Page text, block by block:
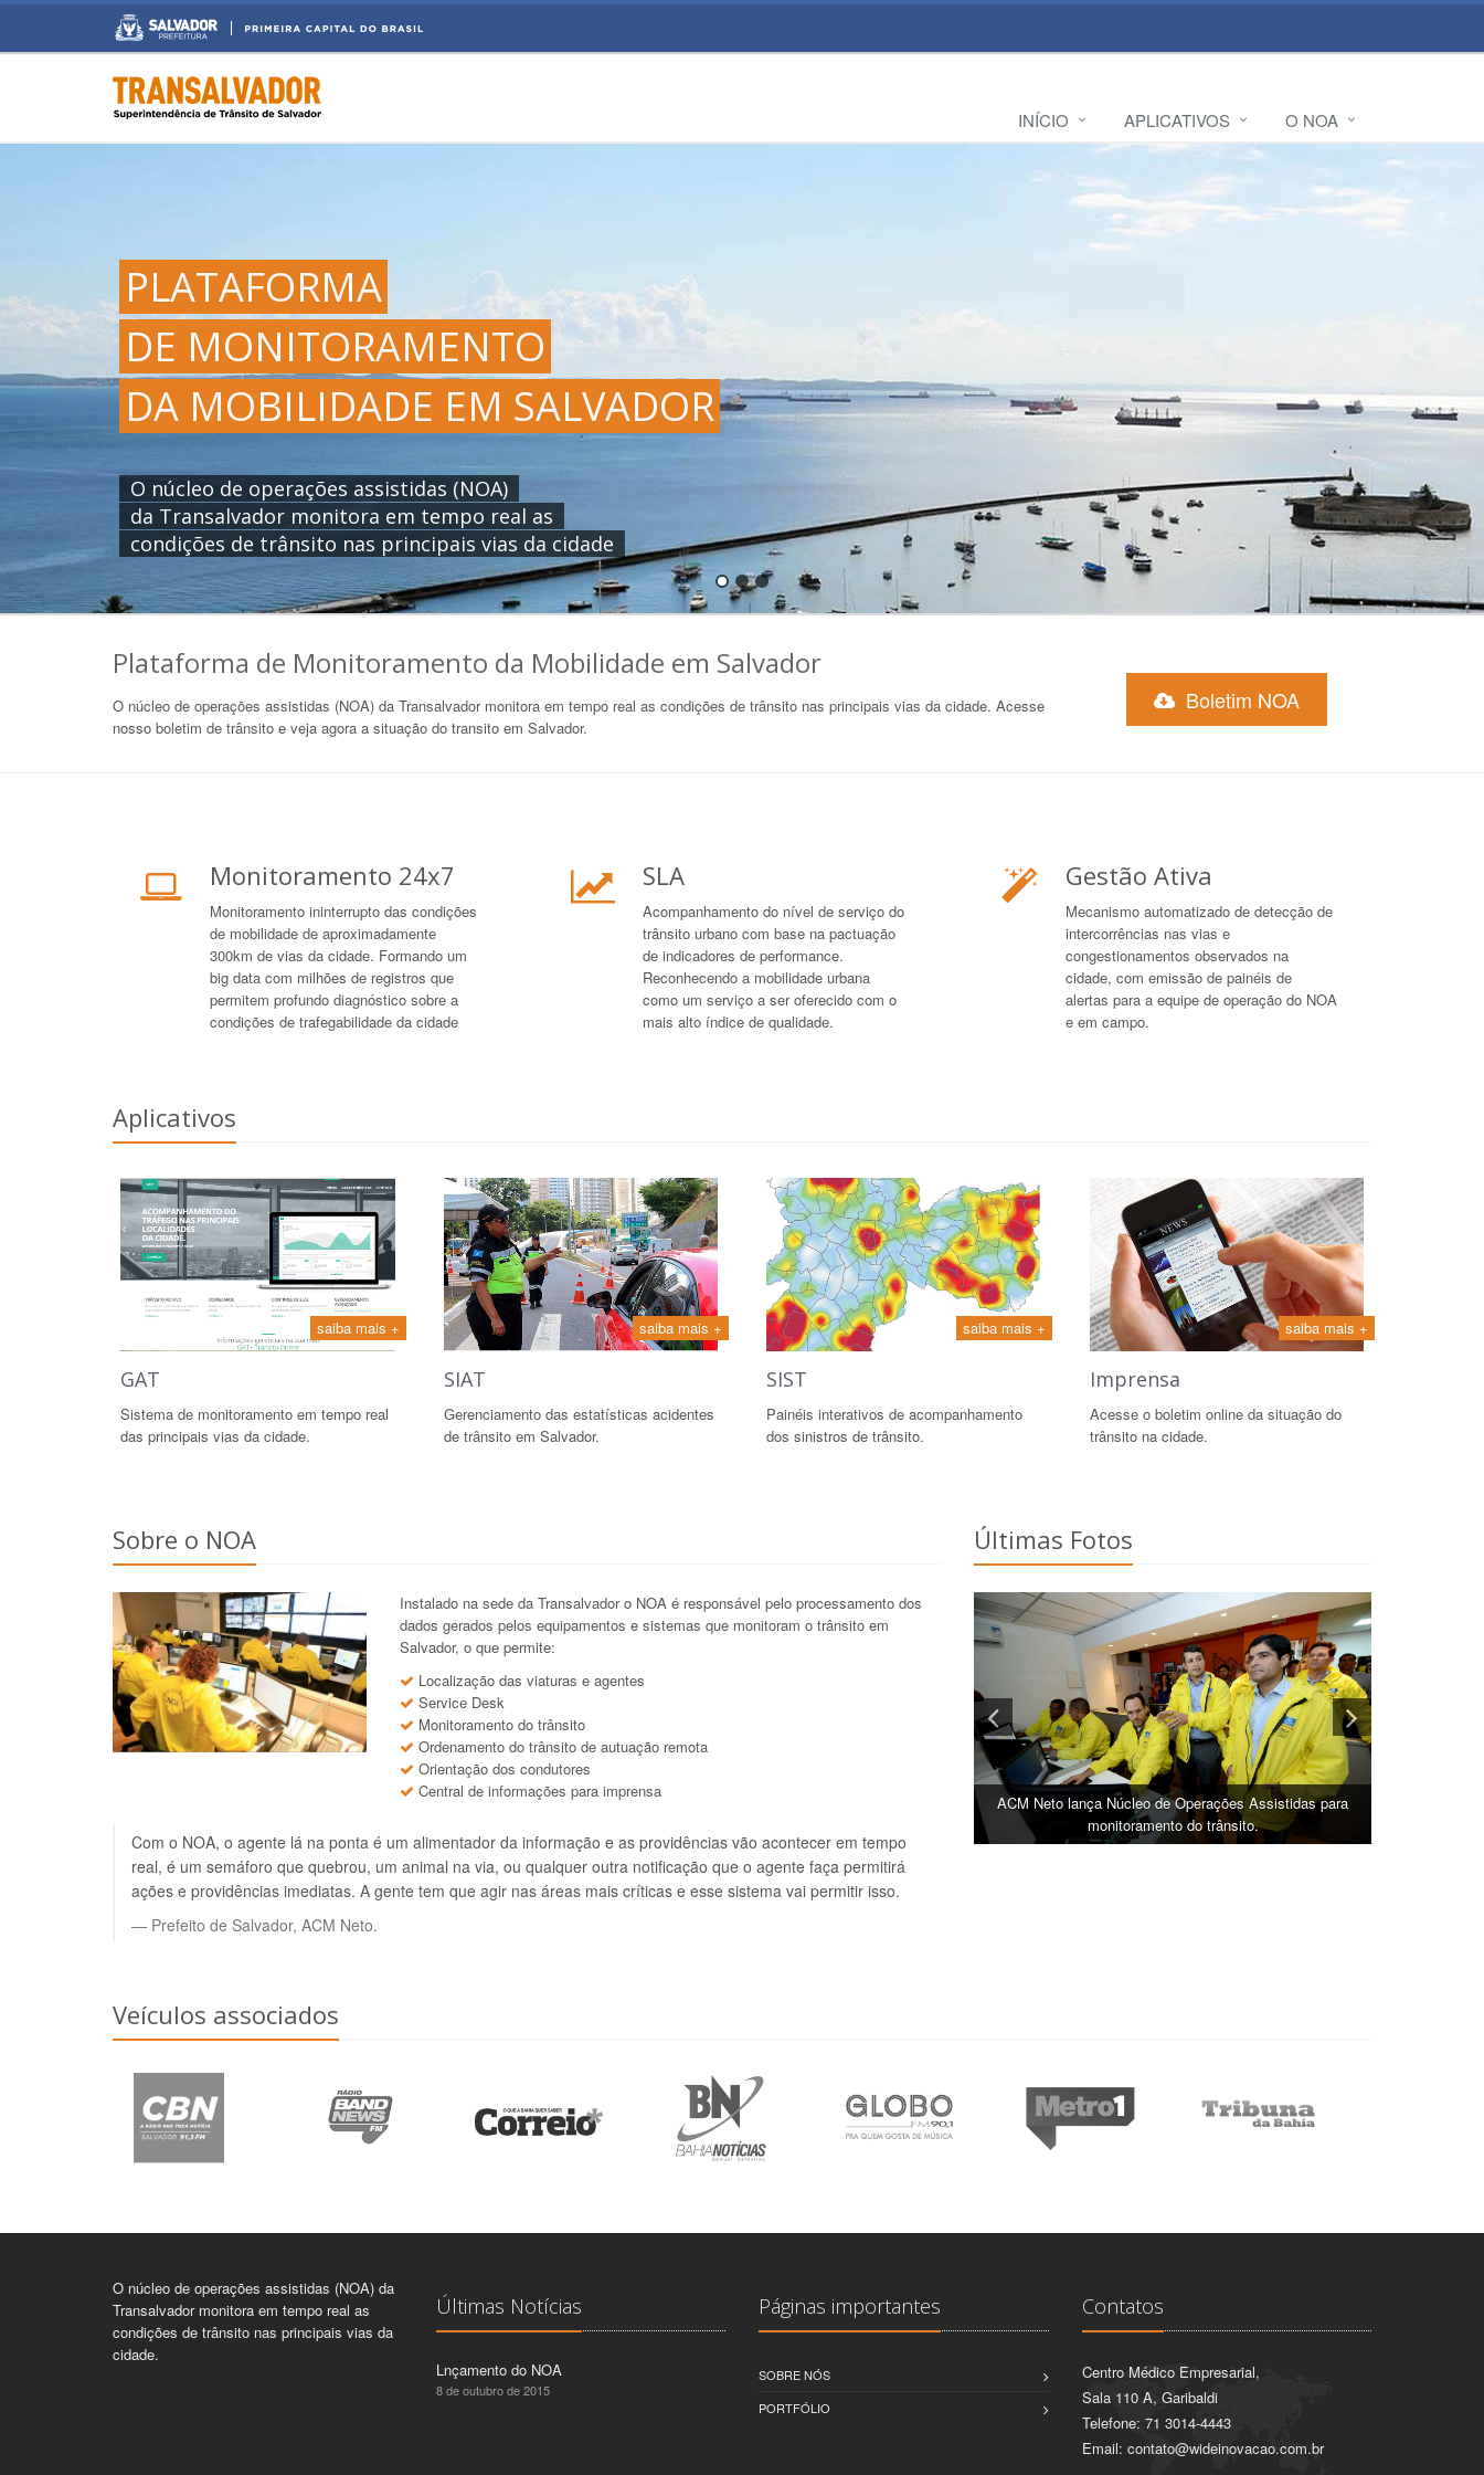
INÍCIO APLICATIVOS O NOA
PLATAFORMA
DE MONITORAMENTO
DA MOBILIDADE EM SALVADOR
O núcleo de operações assistidas (NOA)
da Transalvador monitora em tempo real as
condições de trânsito nas principais vias da cidade
Plataforma de Monitoramento da Mobilidade em Salvador
O núcleo de operações assistidas (NOA) da Transalvador monitora em tempo real as condições de trânsito nas principais vias da cidade. Acesse
nosso boletim de trânsito e veja agora a situação do transito em Salvador.
Boletim NOA
Monitoramento 24x7
Monitoramento ininterrupto das condições
de mobilidade de aproximadamente
300km de vias da cidade. Formando um
big data com milhões de registros que
permitem profundo diagnóstico sobre a
condições de trafegabilidade da cidade
SLA
Acompanhamento do nível de serviço do
trânsito urbano com base na pactuação
de indicadores de performance.
Reconhecendo a mobilidade urbana
como um serviço a ser oferecido com o
mais alto índice de qualidade.
Gestão Ativa
Mecanismo automatizado de detecção de
intercorrências nas vias e
congestionamentos observados na
cidade, com emissão de painéis de
alertas para a equipe de operação do NOA
e em campo.
Aplicativos
saiba mais +
GAT
Sistema de monitoramento em tempo real
das principais vias da cidade.
saiba mais +
SIAT
Gerenciamento das estatísticas acidentes
de trânsito em Salvador.
saiba mais +
SIST
Painéis interativos de acompanhamento
dos sinistros de trânsito.
saiba mais +
Imprensa
Acesse o boletim online da situação do
trânsito na cidade.
Sobre o NOA
Instalado na sede da Transalvador o NOA é responsável pelo processamento dos
dados gerados pelos equipamentos e sistemas que monitoram o trânsito em
Salvador, o que permite:
Localização das viaturas e agentes
Service Desk
Monitoramento do trânsito
Ordenamento do trânsito de autuação remota
Orientação dos condutores
Central de informações para imprensa
Com o NOA, o agente lá na ponta é um alimentador da informação e as providências vão acontecer em tempo
real, é um semáforo que quebrou, um animal na via, ou qualquer outra notificação que o agente faça permitirá
ações e providências imediatas. A gente tem que agir nas áreas mais críticas e esse sistema vai permitir isso.
Prefeito de Salvador, ACM Neto.
Últimas Fotos
ACM Neto lança Núcleo de Operações Assistidas para
monitoramento do trânsito.
Veículos associados
O núcleo de operações assistidas (NOA) da
Transalvador monitora em tempo real as
condições de trânsito nas principais vias da
cidade.
Últimas Notícias
Lnçamento do NOA
8 de outubro de 2015
Páginas importantes
SOBRE NÓS
PORTFÓLIO
Contatos
Centro Médico Empresarial,
Sala 110 A, Garibaldi
Telefone: 71 3014-4443
Email: contato@wideinovacao.com.br